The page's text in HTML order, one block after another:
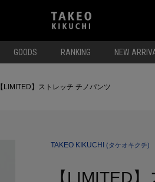
GOODS RANKING NEW
【LIMITED】ストレッチ チノパンツ
TAKEO KIKUCHI (タケオキクチ)
【LIMITED